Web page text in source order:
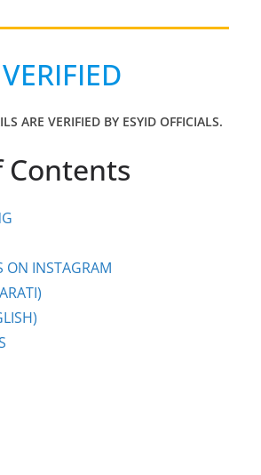
VERIFIED
ARE VERIFIED BY ESYID OFFICIALS.
Contents
ON INSTAGRAM